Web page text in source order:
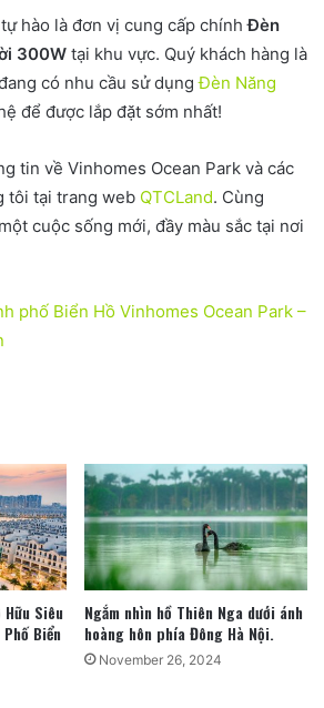
hào là đơn vị cung cấp chínhĐèn
300W tại khu vực. Quý khách hàng là
có nhu cầu sử dụngĐèn Năng
để được lắp đặt sớm nhất!
tin về Vinhomes Ocean Park và các
tôi tại trang web QTCLand. Cùng
cuộc sống mới, đầy màu sắc tại nơi
phố Biển Hồ Vinhomes Ocean Park –
Hữu Siêu
Biển
Ngắm nhìn hồ Thiên Nga dưới ánh
hoàng hôn phía Đông Hà Nội.
November 26, 2024